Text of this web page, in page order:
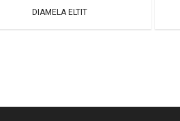
DIAMELA ELTIT